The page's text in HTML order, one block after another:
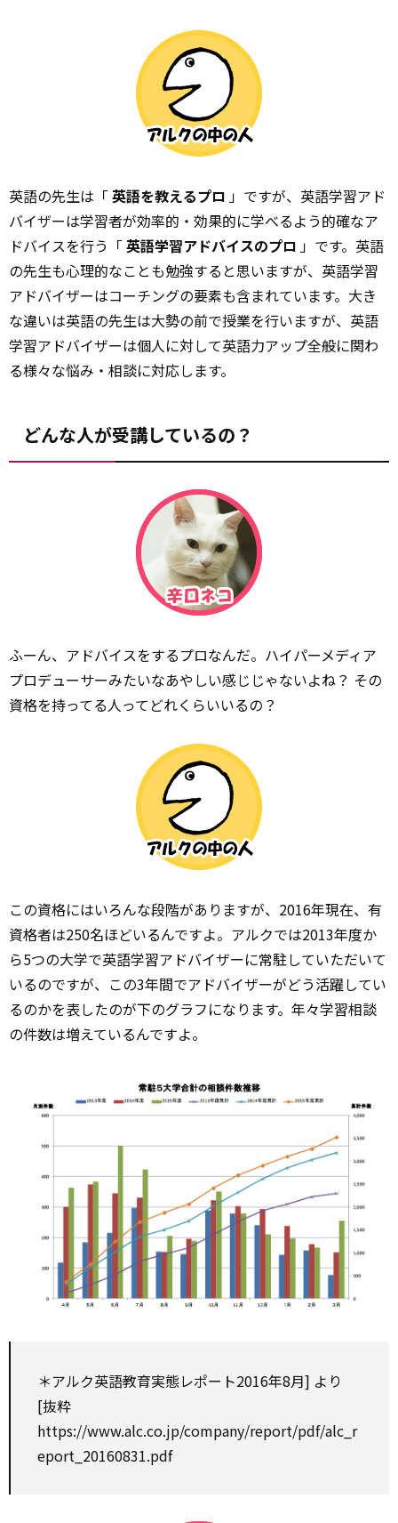
英語の先生は「 英語を教えるプロ 」ですが、英語学習アド
バイザーは学習者が効率的・効果的に学べるよう的確なア
ドバイスを行う「 英語学習アドバイスのプロ 」です。英語
の先生も心理的なことも勉強すると思いますが、英語学習
アドバイザーはコーチングの要素も含まれています。大き
な違いは英語の先生は大勢の前で授業を行いますが、英語
学習アドバイザーは個人に対して英語力アップ全般に関わ
る様々な悩み・相談に対応します。
どんな人が受講しているの？
ふーん、アドバイスをするプロなんだ。ハイパーメディア
プロデューサーみたいなあやしい感じじゃないよね？ その
資格を持ってる人ってどれくらいいるの？
この資格にはいろんな段階がありますが、2016年現在、有
資格者は250名ほどいるんですよ。アルクでは2013年度か
ら5つの大学で英語学習アドバイザーに常駐していただいて
いるのですが、この3年間でアドバイザーがどう活躍してい
るのかを表したのが下のグラフになります。年々学習相談
の件数は増えているんですよ。
＊アルク英語教育実態レポート2016年8月] より
[抜粋
https://www.alc.co.jp/company/report/pdf/alc_r
eport_20160831.pdf